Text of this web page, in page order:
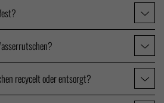
recycelt oder entsorgt?